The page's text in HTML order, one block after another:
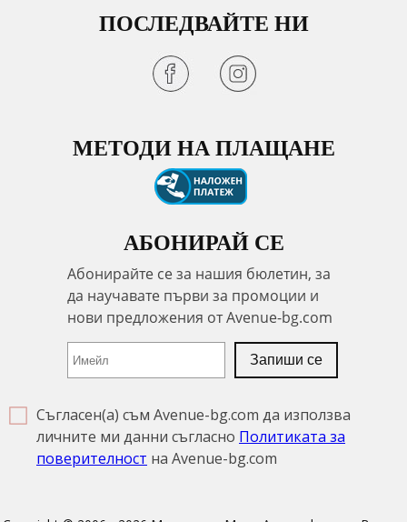
ПОСЛЕДВАЙТЕ НИ
МЕТОДИ НА ПЛАЩАНЕ
АБОНИРАЙ СЕ
Съгласен(а) съм Avenue-bg.com да използва
личните ми данни съгласно Политиката за
поверителност на Avenue-bg.com